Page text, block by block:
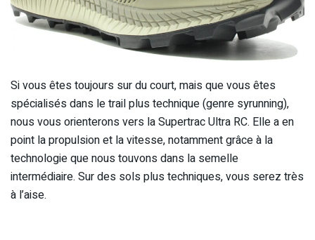
Si vous êtes toujours sur du court, mais que vous êtes
spécialisés dans le trail plus technique (genre syrunning),
nous vous orienterons vers la Supertrac Ultra RC. Elle a en
point la propulsion et la vitesse, notamment grâce à la
technologie que nous touvons dans la semelle
intermédiaire. Sur des sols plus techniques, vous serez très
à l’aise.